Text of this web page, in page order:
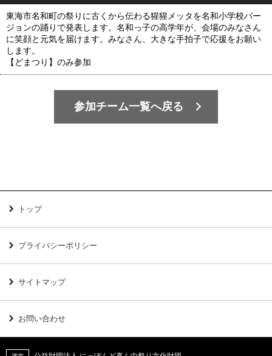
東海市名和町の祭りに古くから伝わる猩猩メッタを名和小学校バー
ジョンの踊りで発表します。名和っ子の高学年が、会場のみなさん
に笑顔と元気を届けます。みなさん、大きな手拍子で応援をお願い
します。
【どまつり】のみ参加
参加チーム一覧へ戻る
トップ
プライバシーポリシー
サイトマップ
お問い合わせ